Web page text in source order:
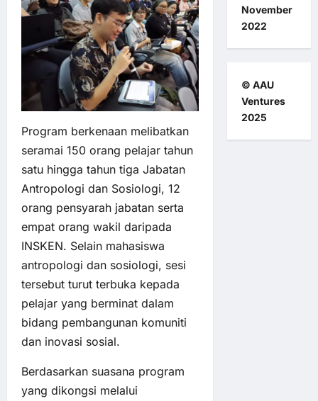
Program berkenaan melibatkan
seramai 150 orang pelajar tahun
satu hingga tahun tiga Jabatan
Antropologi dan Sosiologi, 12
orang pensyarah jabatan serta
empat orang wakil daripada
INSKEN. Selain mahasiswa
antropologi dan sosiologi, sesi
tersebut turut terbuka kepada
pelajar yang berminat dalam
bidang pembangunan komuniti
dan inovasi sosial.
Berdasarkan suasana program
yang dikongsi melalui
November
2022
© AAU
Ventures
2025